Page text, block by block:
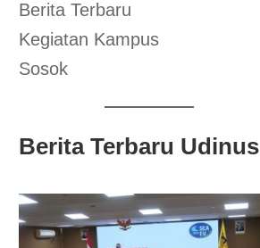
Berita Terbaru
Kegiatan Kampus
Sosok
Berita Terbaru Udinus